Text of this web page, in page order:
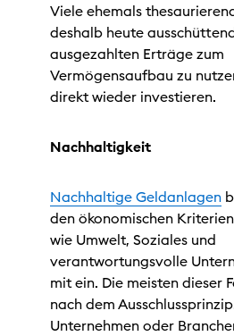
Viele ehemals
deshalb heute
ausgezahlten Erträge zum
Vermögensaufbau zu
direkt wieder investieren.
Nachhaltigkeit
Nachhaltige Geldanlagen
den ökonomischen
wie Umwelt, Soziales und
verantwortungsvolle
mit ein. Die meisten dieser
nach dem
Unternehmen oder